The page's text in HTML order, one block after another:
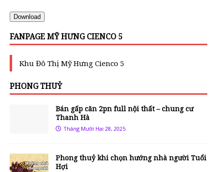
Download
FANPAGE MỸ HƯNG CIENCO 5
Khu Đô Thị Mỹ Hưng Cienco 5
PHONG THUỶ
Bán gấp căn 2pn full nội thất – chung cư
Thanh Hà
Tháng Mười Hai 28, 2025
Phong thuỷ khi chọn hướng nhà người Tuổi
Hợi